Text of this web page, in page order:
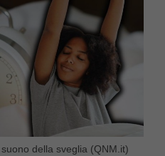
della sveglia (QNM.it)